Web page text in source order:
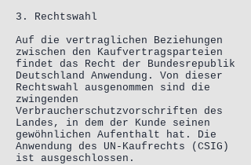
3. Rechtswahl
Auf die vertraglichen Beziehungen
zwischen den Kaufvertragsparteien
findet das Recht der Bundesrepublik
Deutschland Anwendung. Von dieser
Rechtswahl ausgenommen sind die
zwingenden
Verbraucherschutzvorschriften des
Landes, in dem der Kunde seinen
gewöhnlichen Aufenthalt hat. Die
Anwendung des UN-Kaufrechts (CSIG)
ist ausgeschlossen.